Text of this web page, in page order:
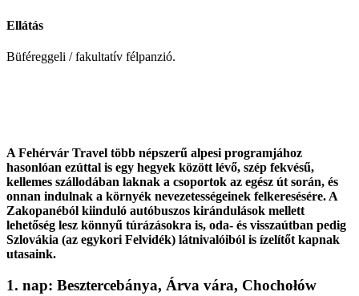
Ellátás
Büféreggeli / fakultatív félpanzió.
A Fehérvár Travel több népszerű alpesi programjához
hasonlóan ezúttal is egy hegyek között lévő, szép fekvésű,
kellemes szállodában laknak a csoportok az egész út során, és
onnan indulnak a környék nevezetességeinek felkeresésére. A
Zakopanéból kiinduló autóbuszos kirándulások mellett
lehetőség lesz könnyű túrázásokra is, oda- és visszaútban pedig
Szlovákia (az egykori Felvidék) látnivalóiból is ízelítőt kapnak
utasaink.
1. nap: Besztercebánya, Árva vára, Chochołów